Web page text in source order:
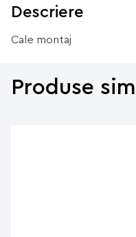
Descriere
Cale montaj
Produse